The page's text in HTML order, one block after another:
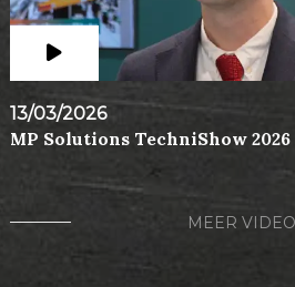
13/03/2026
MP Solutions TechniShow 2026
MEER